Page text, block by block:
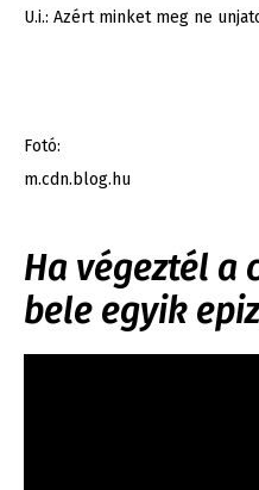
U.i.: Azért minket meg ne
Fotó:
m.cdn.blog.hu
Ha végeztél a
bele egyik